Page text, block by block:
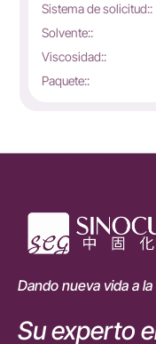
Sistema de solicitud::
Solvente::
Viscosidad::
Paquete::
Dando nueva vida a
Su experto